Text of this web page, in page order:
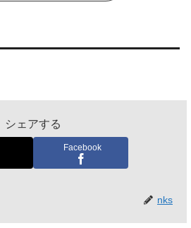
シェアする
Facebook
nks